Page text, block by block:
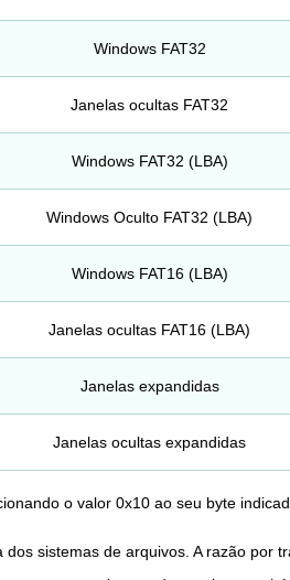
Windows FAT32
Janelas ocultas FAT32
Windows FAT32 (LBA)
Windows Oculto FAT32 (LBA)
Windows FAT16 (LBA)
Janelas ocultas FAT16 (LBA)
Janelas expandidas
Janelas ocultas expandidas
o valor 0x10 ao seu byte
sistemas de arquivos. A razão por